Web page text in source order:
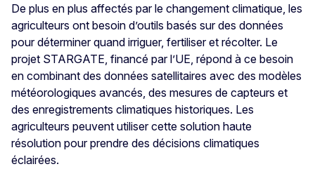
De plus en plus affectés par le changement climatique, les
agriculteurs ont besoin d’outils basés sur des données
pour déterminer quand irriguer, fertiliser et récolter. Le
projet STARGATE, financé par l’UE, répond à ce besoin
en combinant des données satellitaires avec des modèles
météorologiques avancés, des mesures de capteurs et
des enregistrements climatiques historiques. Les
agriculteurs peuvent utiliser cette solution haute
résolution pour prendre des décisions climatiques
éclairées.